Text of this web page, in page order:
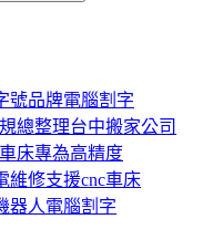
號品牌電腦割字
總整理台中搬家公司
床專為高精度
維修支援cnc車床
器人電腦割字